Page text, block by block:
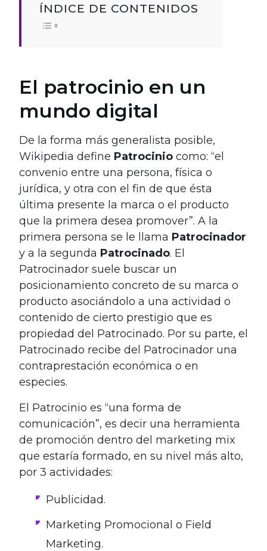
ÍNDICE DE CONTENIDOS
El patrocinio en un
mundo digital
De la forma más generalista posible,
Wikipedia define Patrocinio como: “el
convenio entre una persona, física o
jurídica, y otra con el fin de que ésta
última presente la marca o el producto
que la primera desea promover”. A la
primera persona se le llama Patrocinador
y a la segunda Patrocinado. El
Patrocinador suele buscar un
posicionamiento concreto de su marca o
producto asociándolo a una actividad o
contenido de cierto prestigio que es
propiedad del Patrocinado. Por su parte, el
Patrocinado recibe del Patrocinador una
contraprestación económica o en
especies.
El Patrocinio es “una forma de
comunicación”, es decir una herramienta
de promoción dentro del marketing mix
que estaría formado, en su nivel más alto,
por 3 actividades:
Publicidad.
Marketing Promocional o Field
Marketing.